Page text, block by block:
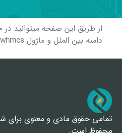
از طریق این صفحه میتوانید
دامنه بین الملل و ماژول whmcs آن قرار بگیرید .
تمامی حقوق مادی و معنوی برای